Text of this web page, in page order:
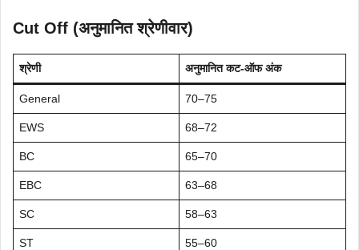
Cut Off (अनुमानित श्रेणीवार)
श्रेणी अनुमानित कट-ऑफ अंक
General 70–75
EWS 68–72
BC 65–70
EBC 63–68
SC 58–63
ST 55–60